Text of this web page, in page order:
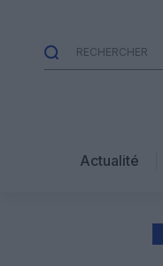
Actualité